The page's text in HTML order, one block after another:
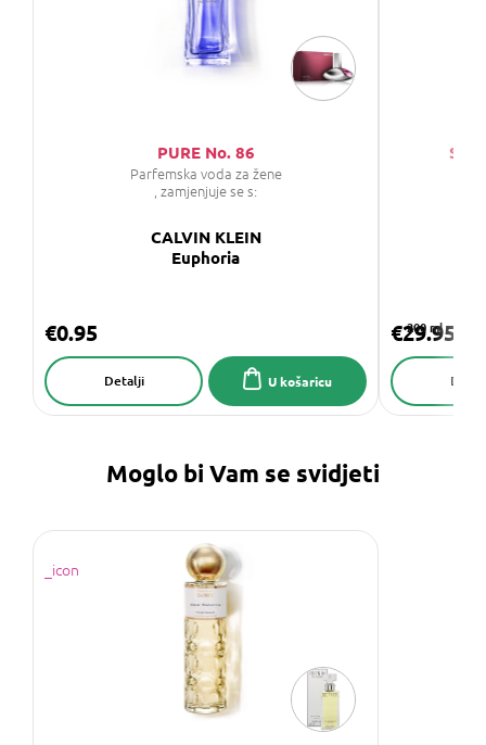
PURE No. 86
Parfemska voda za žene
, zamjenjuje se s:
CALVIN KLEIN
Euphoria
€0.95
U košaricu
Detalji
200 ml
€29.95
Moglo bi Vam se svidjeti